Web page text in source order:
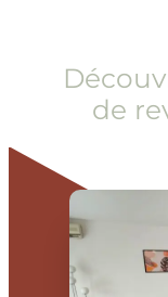
de